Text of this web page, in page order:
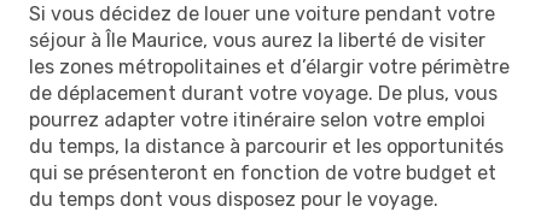
Si vous décidez de louer une voiture pendant votre
séjour à Île Maurice, vous aurez la liberté de visiter
les zones métropolitaines et d’élargir votre périmètre
de déplacement durant votre voyage. De plus, vous
pourrez adapter votre itinéraire selon votre emploi
du temps, la distance à parcourir et les opportunités
qui se présenteront en fonction de votre budget et
du temps dont vous disposez pour le voyage.